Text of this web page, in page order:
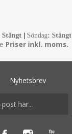
Stängt | Söndag: Stängt
Priser inkl. moms.
Nyhetsbrev